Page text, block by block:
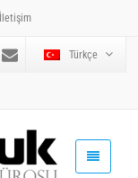
İletişim
Türkçe